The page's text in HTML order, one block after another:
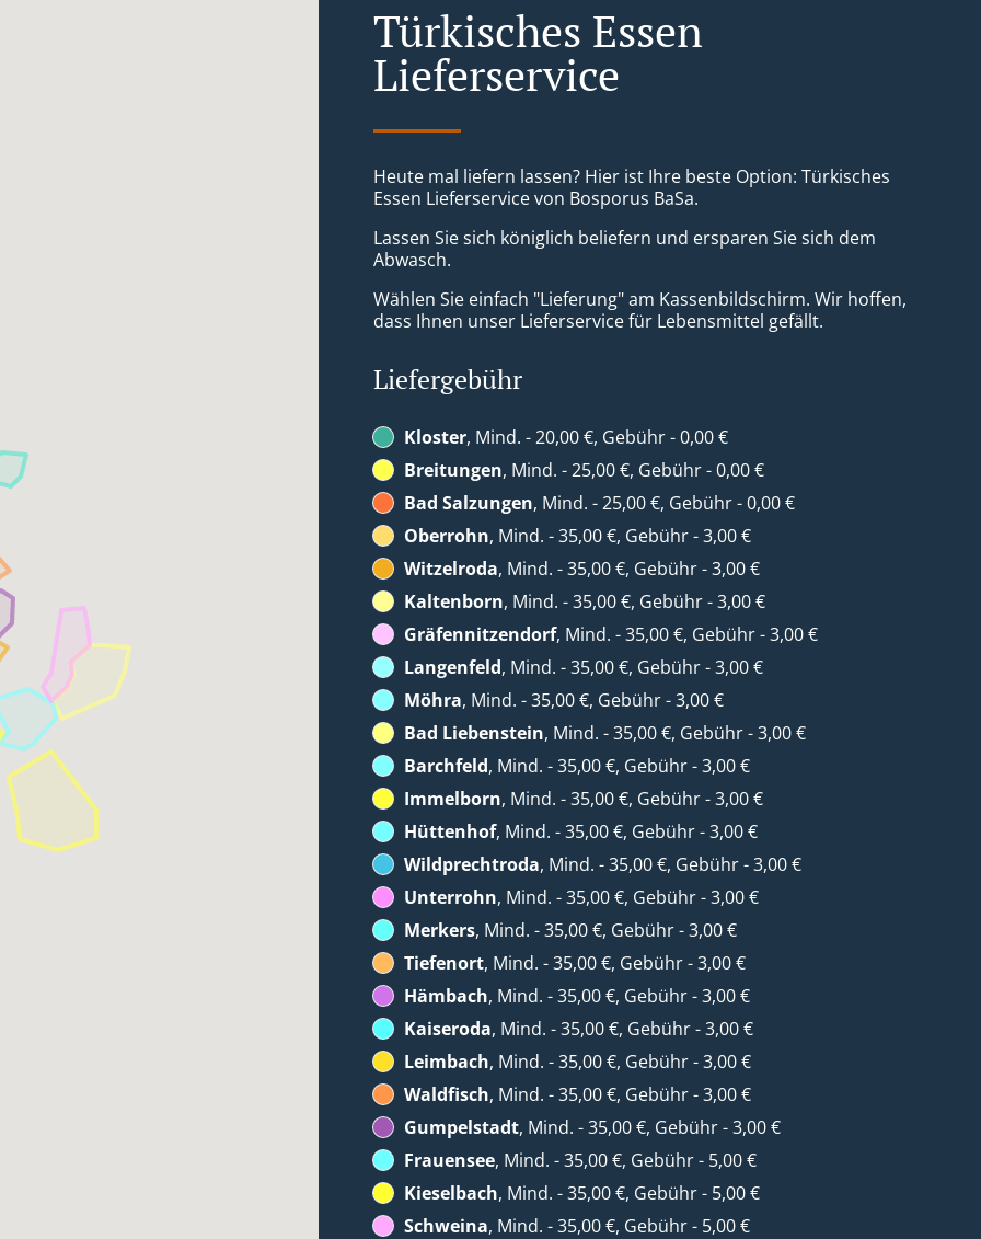
Türkisches Essen
Lieferservice
Heute mal liefern lassen? Hier ist Ihre beste Option: Türkisches
Essen Lieferservice von Bosporus BaSa.
Lassen Sie sich königlich beliefern und ersparen Sie sich dem
Abwasch.
Wählen Sie einfach "Lieferung" am Kassenbildschirm. Wir hoffen,
dass Ihnen unser Lieferservice für Lebensmittel gefällt.
Liefergebühr
Kloster, Mind. - 20,00 €, Gebühr - 0,00 €
Breitungen, Mind. - 25,00 €, Gebühr - 0,00 €
Bad Salzungen, Mind. - 25,00 €, Gebühr - 0,00 €
Oberrohn, Mind. - 35,00 €, Gebühr - 3,00 €
Witzelroda, Mind. - 35,00 €, Gebühr - 3,00 €
Kaltenborn, Mind. - 35,00 €, Gebühr - 3,00 €
Gräfennitzendorf, Mind. - 35,00 €, Gebühr - 3,00 €
Langenfeld, Mind. - 35,00 €, Gebühr - 3,00 €
Möhra, Mind. - 35,00 €, Gebühr - 3,00 €
Bad Liebenstein, Mind. - 35,00 €, Gebühr - 3,00 €
Barchfeld, Mind. - 35,00 €, Gebühr - 3,00 €
Immelborn, Mind. - 35,00 €, Gebühr - 3,00 €
Hüttenhof, Mind. - 35,00 €, Gebühr - 3,00 €
Wildprechtroda, Mind. - 35,00 €, Gebühr - 3,00 €
Unterrohn, Mind. - 35,00 €, Gebühr - 3,00 €
Merkers, Mind. - 35,00 €, Gebühr - 3,00 €
Tiefenort, Mind. - 35,00 €, Gebühr - 3,00 €
Hämbach, Mind. - 35,00 €, Gebühr - 3,00 €
Kaiseroda, Mind. - 35,00 €, Gebühr - 3,00 €
Leimbach, Mind. - 35,00 €, Gebühr - 3,00 €
Waldfisch, Mind. - 35,00 €, Gebühr - 3,00 €
Gumpelstadt, Mind. - 35,00 €, Gebühr - 3,00 €
Frauensee, Mind. - 35,00 €, Gebühr - 5,00 €
Kieselbach, Mind. - 35,00 €, Gebühr - 5,00 €
Schweina, Mind. - 35,00 €, Gebühr - 5,00 €